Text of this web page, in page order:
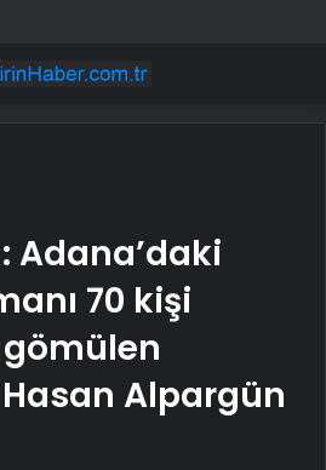
Motor Arızasına Yol Açmadı
Adana’daki
70 kişi
Alpargün